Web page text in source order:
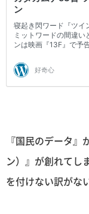
『国民のデータ
ン）』が創れてし
を付けない訳がな